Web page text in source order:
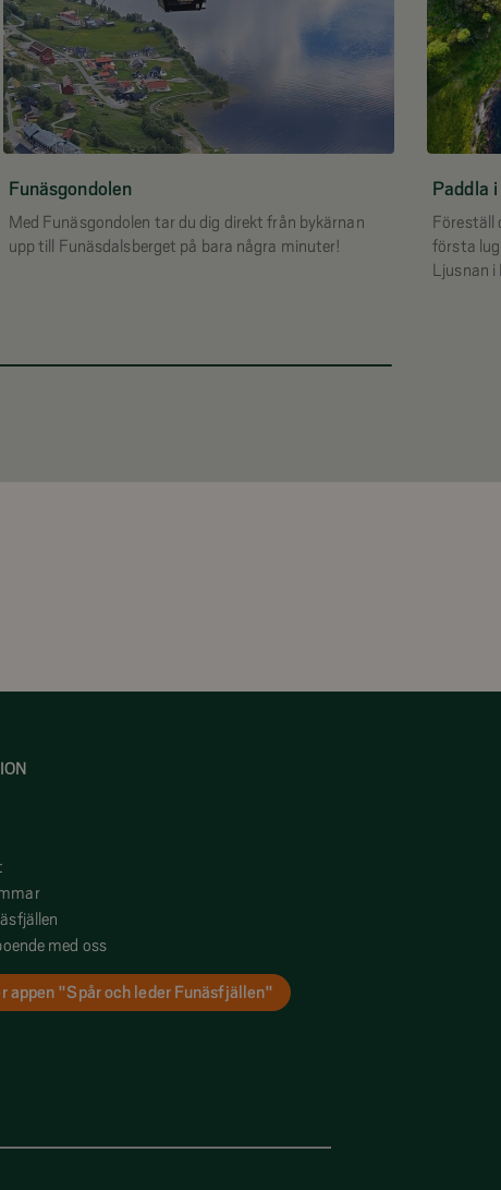
Funäsgondolen
Med Funäsgondolen tar du dig direkt från bykärnan
upp till Funäsdalsberget på bara några minuter!
Paddla
Föreställ
första
Ljusnan i
med oss
appen "Spår och leder Funäsfjällen"